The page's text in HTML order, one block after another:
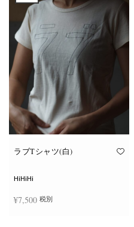
ら
選
き
ま
す
に
数
の
バ
リ
エ
ー
シ
ョ
ン
が
あ
り
ま
オ
ラブTシャツ(白)
HiHiHi
¥7,500 税別